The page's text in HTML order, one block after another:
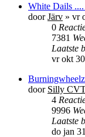
White Dails
doorJärv » vr
0
7381
Laatste
vr okt
Burningwheelz
door Silly
4
9996
Laatste
do jan